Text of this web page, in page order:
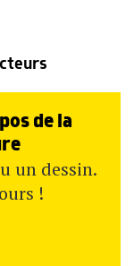
de la
un dessin.
!